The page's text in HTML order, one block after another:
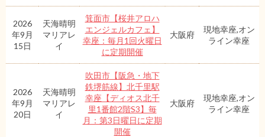
2026
年9月
15日
天海晴明
マリアレ
イ
箕面市【桜井アロハ
エンジェルカフェ】
幸座：毎月1回火曜日
に定期開催
大阪府
現地幸座,オン
ライン幸座
2026
年9月
20日
天海晴明
マリアレ
イ
吹田市【阪急・地下
鉄堺筋線】北千里駅
幸座【ディオス北千
里1番館2階S3】毎
月：第3日曜日に定期
開催
大阪府
現地幸座,オン
ライン幸座